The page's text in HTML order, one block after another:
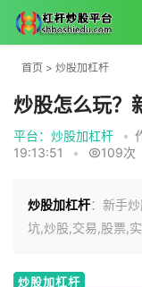
首页 > 炒股加杠杆
炒股怎么玩？
平台：炒股加杠杆 •
19:13:51
• 109次
炒股加杠杆：新手
坑,炒股,交易,股票,
炒股加杠杆